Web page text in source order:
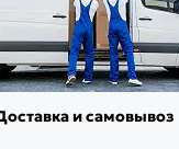
и самовывоз